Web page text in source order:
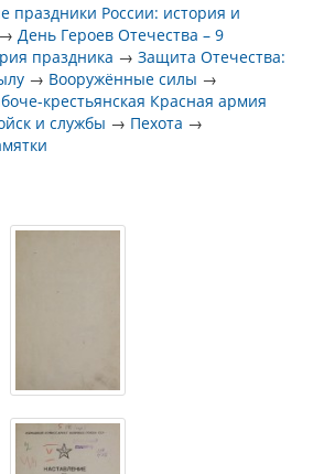
праздники России: история и
→День Героев Отечества – 9
праздника →Защита Отечества:
→ Вооружённые силы →
крестьянская Красная армия
и службы → Пехота →